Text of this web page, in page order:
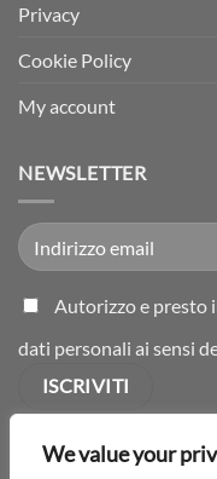
We value your
Privacy
Cookie Policy
My account
NEWSLETTER
Autorizzo e presto
dati personali ai sensi